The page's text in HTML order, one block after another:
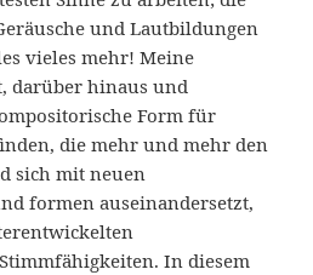
und Lautbildungen
vieles mehr! Meine
darüber hinaus und
Form für
die mehr und mehr den
sich mit neuen
formen auseinandersetzt,
In diesem